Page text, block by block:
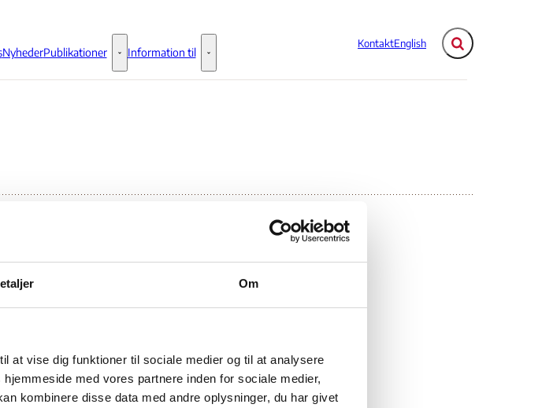
Om
at vise dig funktioner til sociale medier og til at analysere
med vores partnere inden for sociale medier,
kombinere disse data med andre oplysninger, du har givet
KontaktEnglish Fold søgefelt ud
NyhederPublikationer Publikationer - Flere links
Information til Information til - Flere links
i